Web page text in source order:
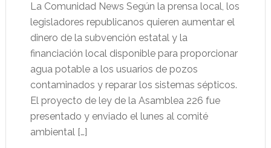
La Comunidad News Según la prensa local, los
legisladores republicanos quieren aumentar el
dinero de la subvención estatal y la
financiación local disponible para proporcionar
agua potable a los usuarios de pozos
contaminados y reparar los sistemas sépticos.
El proyecto de ley de la Asamblea 226 fue
presentado y enviado el lunes al comité
ambiental […]